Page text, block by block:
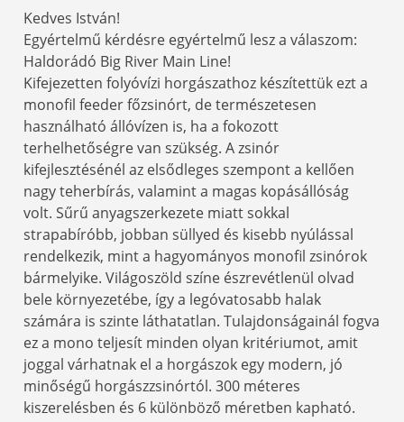
Kedves István!
Egyértelmű kérdésre egyértelmű lesz a válaszom:
Haldorádó Big River Main Line!
Kifejezetten folyóvízi horgászathoz készítettük ezt a
monofil feeder főzsinórt, de természetesen
használható állóvízen is, ha a fokozott
terhelhetőségre van szükség. A zsinór
kifejlesztésénél az elsődleges szempont a kellően
nagy teherbírás, valamint a magas kopásállóság
volt. Sűrű anyagszerkezete miatt sokkal
strapabíróbb, jobban süllyed és kisebb nyúlással
rendelkezik, mint a hagyományos monofil zsinórok
bármelyike. Világoszöld színe észrevétlenül olvad
bele környezetébe, így a legóvatosabb halak
számára is szinte láthatatlan. Tulajdonságainál fogva
ez a mono teljesít minden olyan kritériumot, amit
joggal várhatnak el a horgászok egy modern, jó
minőségű horgászzsinórtól. 300 méteres
kiszerelésben és 6 különböző méretben kapható.